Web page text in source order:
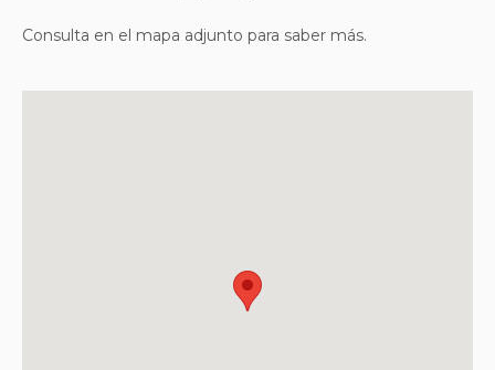
Consulta en el mapa adjunto para saber más.